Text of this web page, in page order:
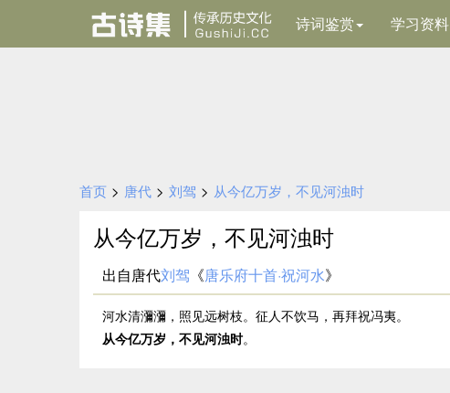
诗词鉴赏 学习资料
首页 > 唐代 > 刘驾 > 从今亿万岁，不见河浊时
从今亿万岁，不见河浊时
出自唐代刘驾 《唐乐府十首·祝河水》
河水清瀰瀰，照见远树枝。征人不饮马，再拜祝冯夷。
从今亿万岁，不见河浊时。